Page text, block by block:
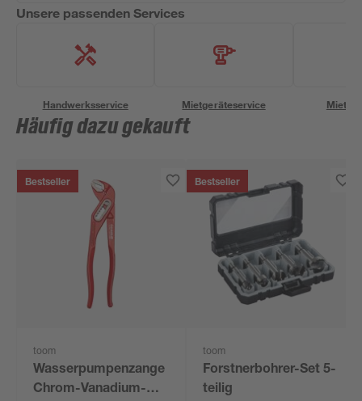
Unsere passenden Services
Handwerksservice Mietgeräteservice
Häufig dazu gekauft
Bestseller
toom
Wasserpumpenzange
Chrom-Vanadium-
Bestseller
toom
Forstnerbohrer-Set 5-
teilig